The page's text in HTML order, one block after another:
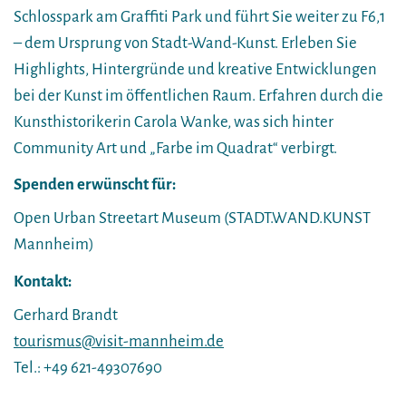
Schlosspark am Graffiti Park und führt Sie weiter zu F6,1
– dem Ursprung von Stadt-Wand-Kunst. Erleben Sie
Highlights, Hintergründe und kreative Entwicklungen
bei der Kunst im öffentlichen Raum. Erfahren durch die
Kunsthistorikerin Carola Wanke, was sich hinter
Community Art und „Farbe im Quadrat“ verbirgt.
Spenden erwünscht für:
Open Urban Streetart Museum (STADT.WAND.KUNST
Mannheim)
Kontakt:
Gerhard Brandt
tourismus@visit-mannheim.de
Tel.: +49 621-49307690